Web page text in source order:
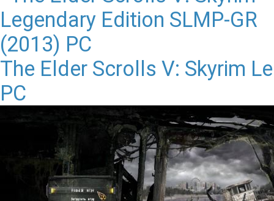
The Elder Scrolls V: Skyrim
PC